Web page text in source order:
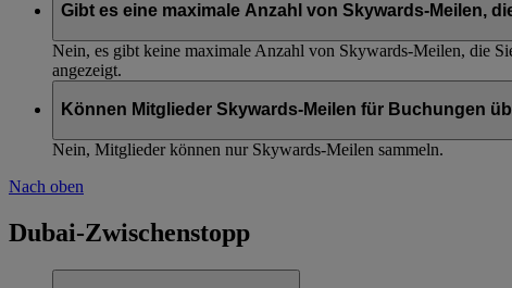
Gibt es eine maximale Anzahl von Skywards-Meilen,
Nein, es gibt keine maximale Anzahl von Skywards-Meilen, die
angezeigt.
Können Mitglieder Skywards-Meilen für Buchungen
Nein, Mitglieder können nur Skywards-Meilen sammeln.
Nach oben
Dubai-Zwischenstopp